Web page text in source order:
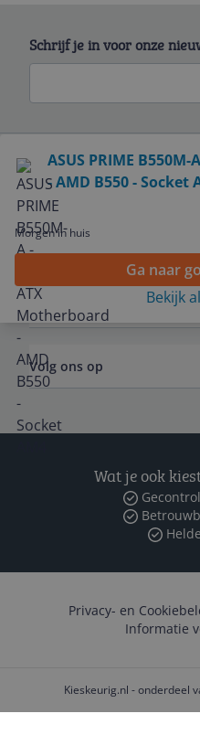
ASUS PRIME
- AMD B550 - Socket
Morgen in huis
Ga naar
Bekijk
Schrijf je in voor onze
Service
Algemeen
Zakelijk
Volg ons op
Wat je ook
Privacy- en
Informatie
Kieskeurig.nl - onderdeel